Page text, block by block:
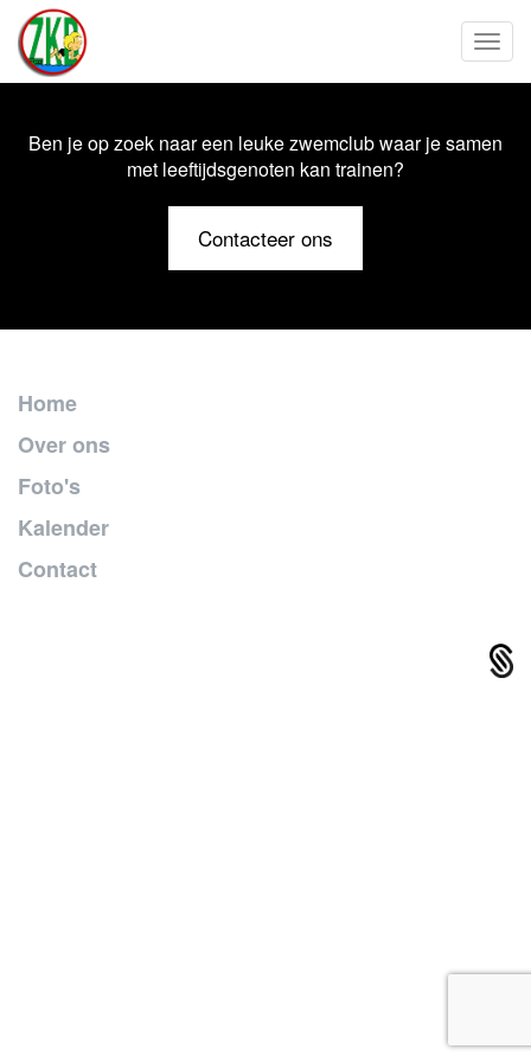
Ben je op zoek naar een leuke zwemclub waar je samen
met leeftijdsgenoten kan trainen?
Contacteer ons
Home
Over ons
Foto's
Kalender
Contact